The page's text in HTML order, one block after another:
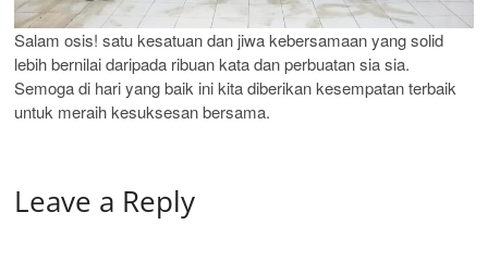
Salam osis! satu kesatuan dan jiwa kebersamaan yang solid
lebih bernilai daripada ribuan kata dan perbuatan sia sia.
Semoga di hari yang baik ini kita diberikan kesempatan terbaik
untuk meraih kesuksesan bersama.
Leave a Reply